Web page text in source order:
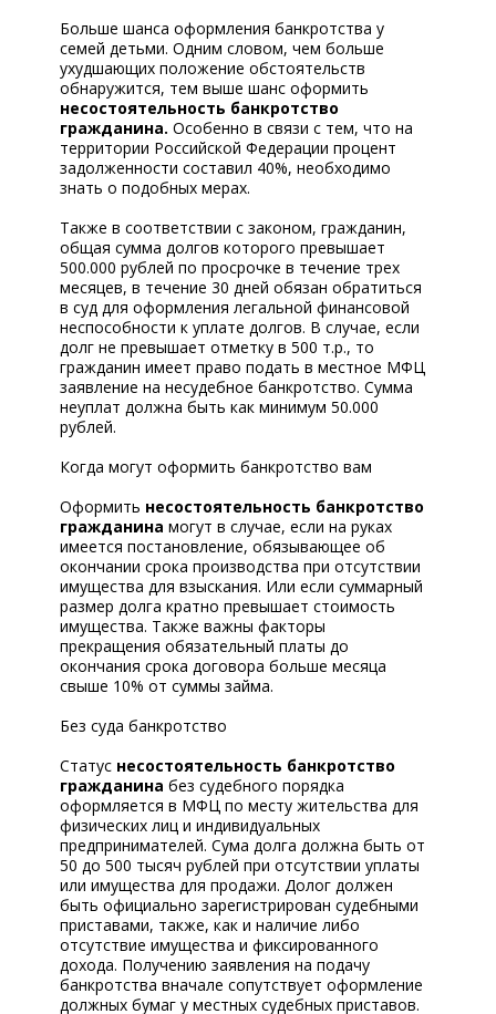
Больше шанса оформления банкротства у
семей детьми. Одним словом, чем больше
ухудшающих положение обстоятельств
обнаружится, тем выше шанс оформить
несостоятельность банкротство
гражданина. Особенно в связи с тем, что на
территории Российской Федерации процент
задолженности составил 40%, необходимо
знать о подобных мерах.
Также в соответствии с законом, гражданин,
общая сумма долгов которого превышает
500.000 рублей по просрочке в течение трех
месяцев, в течение 30 дней обязан обратиться
в суд для оформления легальной финансовой
неспособности к уплате долгов. В случае, если
долг не превышает отметку в 500 т.р., то
гражданин имеет право подать в местное МФЦ
заявление на несудебное банкротство. Сумма
неуплат должна быть как минимум 50.000
рублей.
Когда могут оформить банкротство вам
Оформить несостоятельность банкротство
гражданина могут в случае, если на руках
имеется постановление, обязывающее об
окончании срока производства при отсутствии
имущества для взыскания. Или если суммарный
размер долга кратно превышает стоимость
имущества. Также важны факторы
прекращения обязательный платы до
окончания срока договора больше месяца
свыше 10% от суммы займа.
Без суда банкротство
Статус несостоятельность банкротство
гражданина без судебного порядка
оформляется в МФЦ по месту жительства для
физических лиц и индивидуальных
предпринимателей. Сума долга должна быть от
50 до 500 тысяч рублей при отсутствии уплаты
или имущества для продажи. Долог должен
быть официально зарегистрирован судебными
приставами, также, как и наличие либо
отсутствие имущества и фиксированного
дохода. Получению заявления на подачу
банкротства вначале сопутствует оформление
должных бумаг у местных судебных приставов.